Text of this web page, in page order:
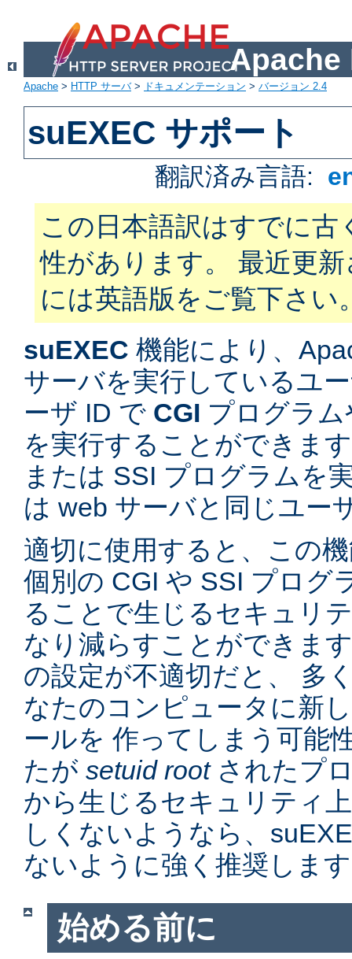
Apache
Apache > HTTP サーバ> ドキュメンテーション > バージョン 2.4
suEXEC サポート
翻訳済み言語:
この日本語訳はすでに古
性があります。 最近更
には英語版をご覧下さい
suEXEC 機能により、
サーバを実行しているユ
ーザ ID で CGI プログラ
を実行することができま
または SSI プログラムを
は web サーバと同じユー
適切に使用すると、この
個別の CGI や SSI プログ
ることで生じるセキュリ
なり減らすことができま
の設定が不適切だと、 多
なたのコンピュータに新
ールを 作ってしまう可能
たが setuid rootされたプ
から生じるセキュリティ
しくないようなら、
ないように強く推奨しま
始める前に